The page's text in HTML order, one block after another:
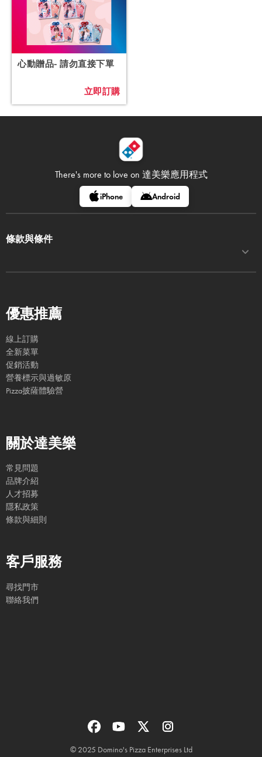
心動贈品- 請勿直接下單
立即訂購
There's more to love on 達美樂應用程式
iPhone Android
條款與條件
優惠推薦
線上訂購
全新菜單
促銷活動
營養標示與過敏原
Pizza披薩體驗營
關於達美樂
常見問題
品牌介紹
人才招募
隱私政策
條款與細則
客戶服務
尋找門市
聯絡我們
© 2025 Domino's Pizza Enterprises Ltd